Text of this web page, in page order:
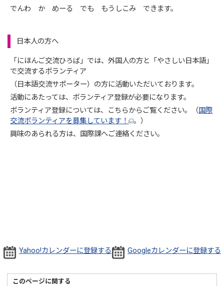
でんわ か めーる でも もうしこみ できます。
日本人の方へ
「にほんご交流ひろば」では、外国人の方と「やさしい日本語」
で交流するボランティア
（日本語交流サポーター）の方に活動いただいております。
活動にあたっては、ボランティア登録が必要になります。
ボランティア登録については、こちらからご覧ください。（国際
交流ボランティアを募集しています！ 。）
興味のあられる方は、国際課へご連絡ください。
Yahoo!カレンダーに登録する Googleカレンダーに登録する
このページに関する